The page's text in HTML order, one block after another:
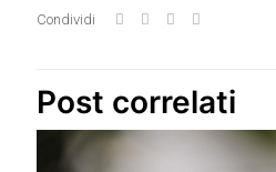
Condividi
Post correlati